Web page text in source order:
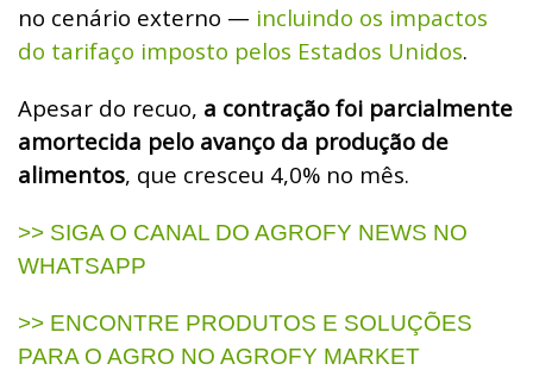
no cenário externo — incluindo os impactos
do tarifaço imposto pelos Estados Unidos.
Apesar do recuo, a contração foi parcialmente
amortecida pelo avanço da produção de
alimentos, que cresceu 4,0% no mês.
>> SIGA O CANAL DO AGROFY NEWS NO
WHATSAPP
>> ENCONTRE PRODUTOS E SOLUÇÕES
PARA O AGRO NO AGROFY MARKET